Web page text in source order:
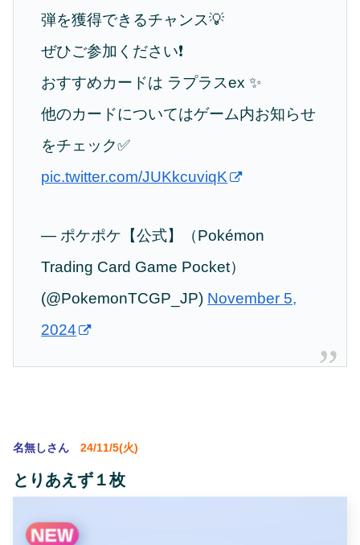
弾を獲得できるチャンス💡
ぜひご参加ください❗️
おすすめカードは ラプラスex ✨
他のカードについてはゲーム内お知らせ
をチェック✅
pic.twitter.com/JUKkcuviqK
— ポケポケ【公式】（Pokémon
Trading Card Game Pocket）
(@PokemonTCGP_JP) November 5,
2024
名無しさん 24/11/5(火)
とりあえず１枚